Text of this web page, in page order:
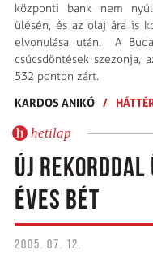
központi bank nem
ülésén, és az olaj ára is
elvonulása után. A
csúcsdöntések szezonja,
532 ponton zárt.
KARDOS ANIKÓ /
hetilap
ÚJ
ÉVES BÉT
2005. 07. 12.